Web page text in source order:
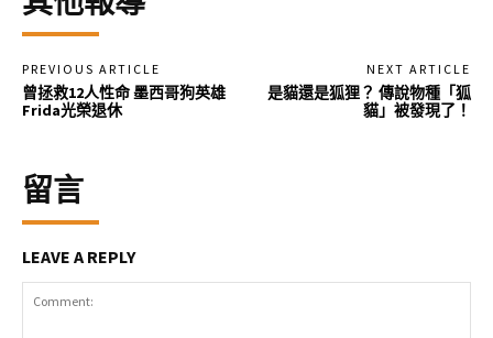
PREVIOUS ARTICLE
曾拯救12人性命 墨西哥狗英雄
Frida光榮退休
NEXT ARTICLE
是貓還是狐狸？ 傳說物種「狐
貓」被發現了！
留言
LEAVE A REPLY